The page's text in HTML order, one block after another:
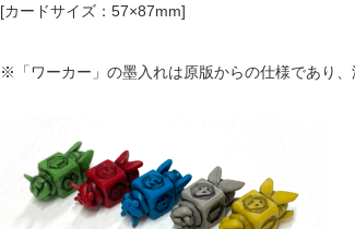
[カードサイズ：57×87mm]
※「ワーカー」の墨入れは原版からの仕様であり